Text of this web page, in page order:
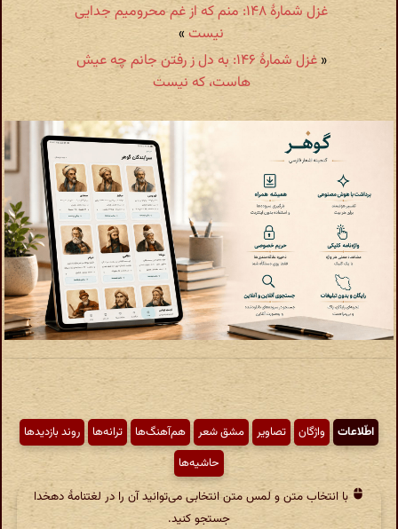
غزل شمارهٔ ۱۴۸: منم که از غم محرومیم جدایی
نیست»
«
غزل شمارهٔ ۱۴۶: به دل ز رفتن جانم چه عیش
هاست، که نیست
اطّلاعات واژگان تصاویر مشق شعر هم‌آهنگ‌ها ترانه‌ها
روند بازدیدها
حاشیه‌ها
با انتخاب متن و لمس متن انتخابی می‌توانید آن را در لغتنامهٔ دهخدا
جستجو کنید.